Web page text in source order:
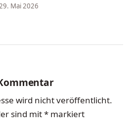
Mai 2026
wird nicht veröffentlicht.
sind mit* markiert